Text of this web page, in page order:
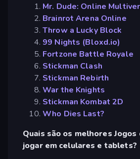
Mr. Dude: Online
Brainrot Arena Online
Throw a Lucky Block
99 Nights (Bloxd.io)
Fortzone Battle Royale
Stickman Clash
Stickman Rebirth
War the Knights
Stickman Kombat 2D
Who Dies Last?
Quais são os melhores Jogos
jogar em celulares e tablets?